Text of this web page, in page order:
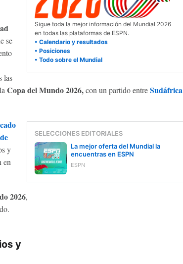
Sigue toda la mejor información del Mundial 2026
en todas las plataformas de ESPN.
• Calendario y resultados
• Posiciones
• Todo sobre el Mundial
se
las
Copa del Mundo 2026,con un partido entreSudáfrica
SELECCIONES EDITORIALES
La mejor oferta del Mundial la
encuentras en ESPN
ESPN
y
en
2026,
y